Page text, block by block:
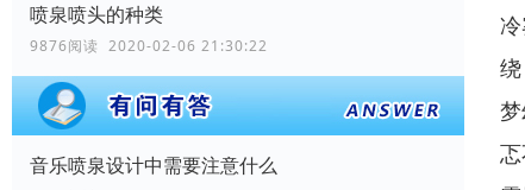
喷泉喷头的种类
9876阅读 2020-02-06 21:30:22
音乐喷泉设计中需要注意什么